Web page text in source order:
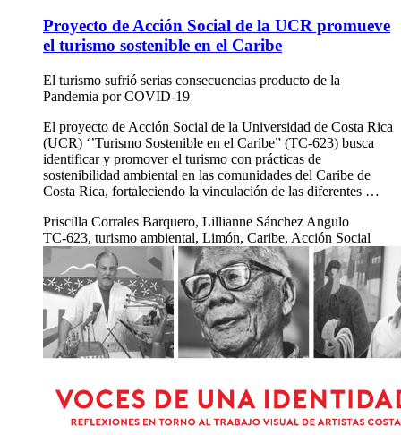
Proyecto de Acción Social de la UCR promueve
el turismo sostenible en el Caribe
El turismo sufrió serias consecuencias producto de la
Pandemia por COVID-19
El proyecto de Acción Social de la Universidad de Costa Rica
(UCR) ‘’Turismo Sostenible en el Caribe” (TC-623) busca
identificar y promover el turismo con prácticas de
sostenibilidad ambiental en las comunidades del Caribe de
Costa Rica, fortaleciendo la vinculación de las diferentes …
Priscilla Corrales Barquero, Lillianne Sánchez Angulo
TC-623, turismo ambiental, Limón, Caribe, Acción Social